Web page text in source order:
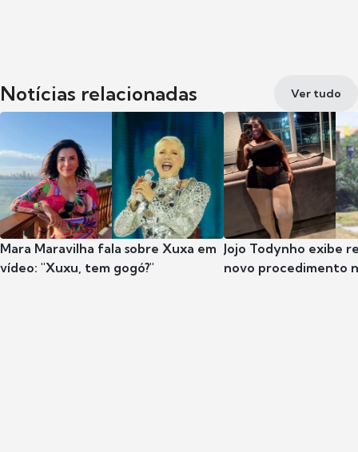
Notícias relacionadas Ver tudo
Mara Maravilha fala sobre Xuxa em
vídeo: "Xuxu, tem gogó?"
Jojo Todynho exibe
novo procedimento